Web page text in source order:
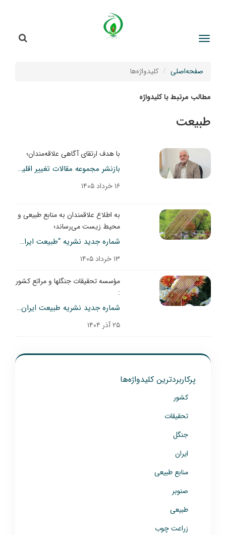
صفحه‌اصلی کلیدواژه‌ها
مطالب مرتبط با کلیدواژه
طبیعت
با هدف ارتقای آگاهی علاقه‌مندان؛
بازنشر مجموعه مقالات تغییر اقلیم، برگرفته از 56 شماره نشریه طبیعت ایران
۱۶ خرداد ۱۴۰۵
به اطلاع علاقمندان به منابع طبیعی و
محیط زیست می‌رساند؛
شماره جدید نشریه “طبیعت ایران” (دو ماهنامه فروردین و اردیبهشت 1405) منتشر شد
۱۳ خرداد ۱۴۰۵
مؤسسه تحقیقات جنگلها و مراتع کشور
:
شماره‌ جدید نشریه طبیعت ایران منتشر شد (مهر و آبان 1404)
۲۵ آذر ۱۴۰۴
پرکاربردترین کلیدواژه‌ها
کشور
تحقیقات
جنگل
ایران
منابع طبیعی
صنوبر
طبیعی
زراعت چوب